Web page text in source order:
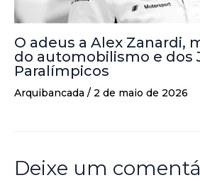
O adeus a Alex Zanardi,
do automobilismo e dos
Paralímpicos
Arquibancada / 2 de maio de 2026
Deixe um